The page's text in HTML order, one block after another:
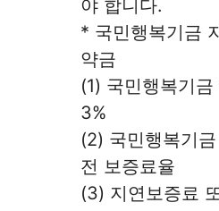
야 합니다.
* 국민행복기금
약금
(1) 국민행복기
3%
(2) 국민행복기
전 보증료율
(3) 지연보증료